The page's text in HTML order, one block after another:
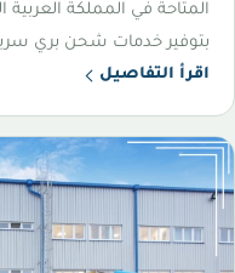
المتاحة في المملكة العربية
بتوفير خدمات شحن بري
اقرأ التفاصيل